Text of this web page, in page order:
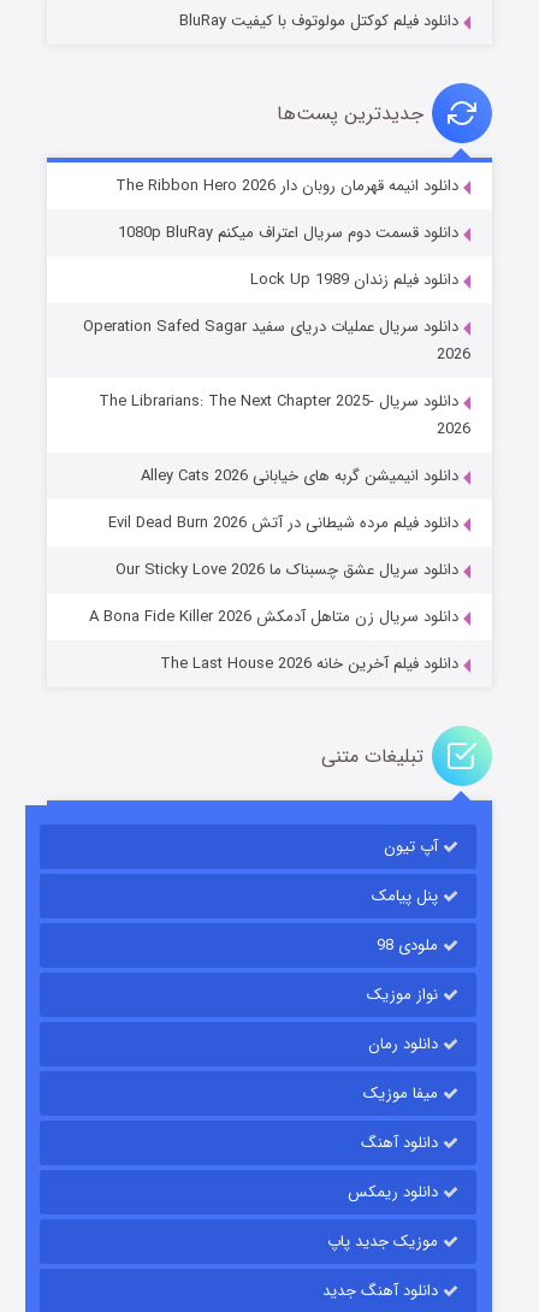
شوهر
عملیات آپارتمان
قسمت۲ (زیرنویس) منتشر شد
مردگان متحرک: شهر مرده ۳
قسمت
دانلود فیلم کوکتل مولوتوف با کیفیت BluRay
جدیدترین پست‌ها
دانلود انیمه قهرمان روبان دار The Ribbon Hero 2026
دانلود قسمت دوم سریال اعتراف میکنم 1080p BluRay
دانلود فیلم زندان Lock Up 1989
دانلود سریال عملیات دریای سفید Operation Safed Sagar
2026
دانلود سریال The Librarians: The Next Chapter 2025-
2026
دانلود انیمیشن گربه های خیابانی Alley Cats 2026
دانلود فیلم مرده شیطانی در آتش Evil Dead Burn 2026
دانلود سریال عشق چسبناک ما Our Sticky Love 2026
دانلود سریال زن متاهل آدمکش A Bona Fide Killer 2026
دانلود فیلم آخرین خانه The Last House 2026
تبلیغات متنی
آپ تیون
پنل پیامک
ملودی 98
نواز موزیک
دانلود رمان
میفا موزیک
دانلود آهنگ
دانلود ریمکس
موزیک جدید پاپ
دانلود آهنگ جدید